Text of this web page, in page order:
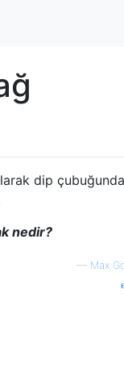
dip
nedir?
— Max